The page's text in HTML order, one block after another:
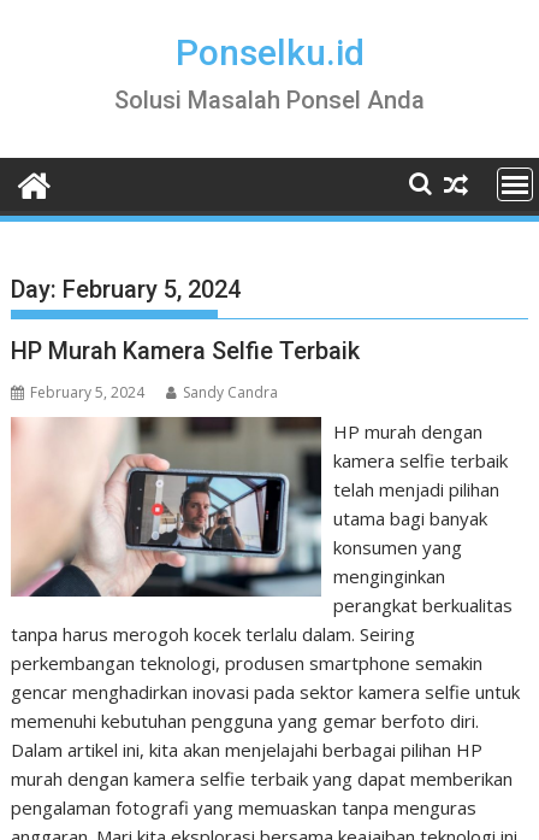
Ponselku.id
Solusi Masalah Ponsel Anda
Day: February 5, 2024
HP Murah Kamera Selfie Terbaik
February 5, 2024 Sandy Candra
HP murah dengan
kamera selfie terbaik
telah menjadi pilihan
utama bagi banyak
konsumen yang
menginginkan
perangkat berkualitas
tanpa harus merogoh kocek terlalu dalam. Seiring
perkembangan teknologi, produsen smartphone semakin
gencar menghadirkan inovasi pada sektor kamera selfie untuk
memenuhi kebutuhan pengguna yang gemar berfoto diri.
Dalam artikel ini, kita akan menjelajahi berbagai pilihan HP
murah dengan kamera selfie terbaik yang dapat memberikan
pengalaman fotografi yang memuaskan tanpa menguras